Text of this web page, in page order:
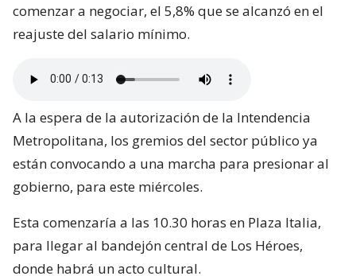
comenzar a negociar, el 5,8% que se alcanzó en el
reajuste del salario mínimo.
A la espera de la autorización de la Intendencia
Metropolitana, los gremios del sector público ya
están convocando a una marcha para presionar al
gobierno, para este miércoles.
Esta comenzaría a las 10.30 horas en Plaza Italia,
para llegar al bandejón central de Los Héroes,
donde habrá un acto cultural.